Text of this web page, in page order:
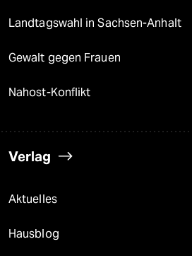
Landtagswahl in Sachsen-Anhalt
Gewalt gegen Frauen
Nahost-Konflikt
Verlag
Aktuelles
Hausblog